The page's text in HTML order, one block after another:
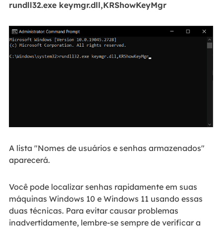
rundll32.exe keymgr.dll,KRShowKeyMgr
A lista "Nomes de usuários e senhas armazenados"
aparecerá.
Você pode localizar senhas rapidamente em suas
máquinas Windows 10 e Windows 11 usando essas
duas técnicas. Para evitar causar problemas
inadvertidamente, lembre-se sempre de verificar a